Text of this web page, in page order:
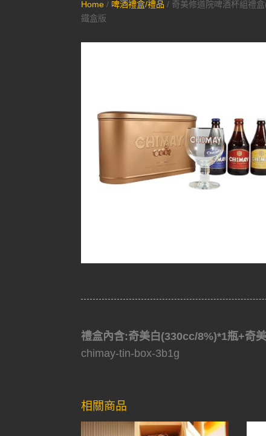
Home / 啤酒禮盒/禮品 / 奇美修道院啤酒杯組禮
鐵盒版
禮盒內含:奇美白(330cc/8%)*1瓶+奇
chimay-tin-box-3b1g
相關商品